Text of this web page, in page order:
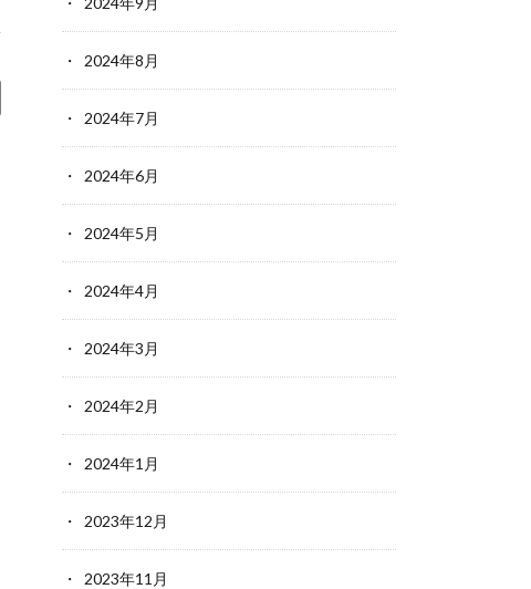
2024年8月
2024年7月
2024年6月
2024年5月
2024年4月
2024年3月
2024年2月
2024年1月
2023年12月
2023年11月